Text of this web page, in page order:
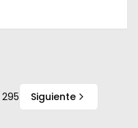
295 Siguiente